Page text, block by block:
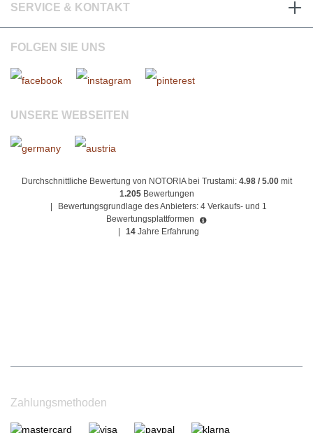
SERVICE & KONTAKT
FOLGEN SIE UNS
UNSERE WEBSEITEN
Durchschnittliche Bewertung von NOTORIA bei Trustami: 4.98 / 5.00mit
1.205 Bewertungen
Bewertungsgrundlage des Anbieters: 4 Verkaufs- und 1
Bewertungsplattformen
14 Jahre Erfahrung
Zahlungsmethoden